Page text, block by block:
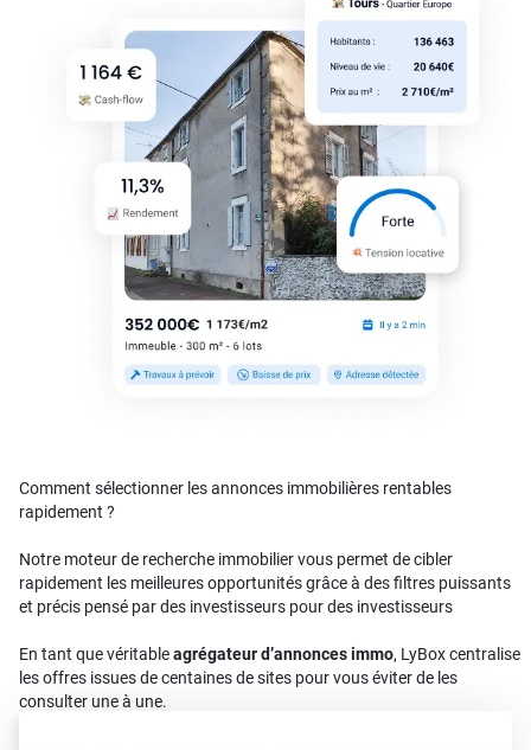
Comment sélectionner les annonces immobilières rentables
rapidement ?
Notre moteur de recherche immobilier vous permet de cibler
rapidement les meilleures opportunités grâce à des filtres puissants
et précis pensé par des investisseurs pour des investisseurs
En tant que véritableagrégateur d’annonces immo, LyBox centralise
les offres issues de centaines de sites pour vous éviter de les
consulter une à une.